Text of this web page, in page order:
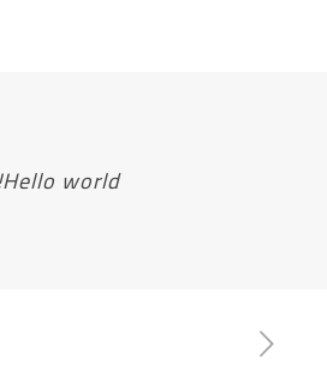
Hello world!